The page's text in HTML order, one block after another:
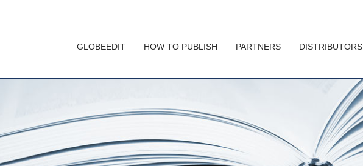
GLOBEEDIT HOW TO PUBLISH PARTNERS DISTRIBUTORS